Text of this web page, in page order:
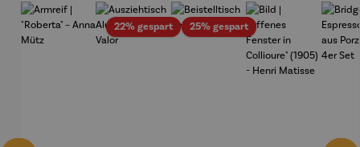
22% gespartRabatt25% gespartRabatt